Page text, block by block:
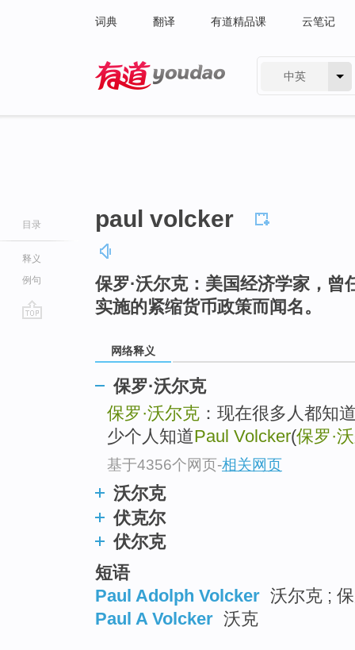
词典 翻译 有道精品课 云笔记
中英
目录
释义
例句
paul volcker
保罗·沃尔克：美国经济学家，
实施的紧缩货币政策而闻名。
网络释义
保罗·沃尔克
保罗·沃尔克 ：现在很多人都知
少个人知道Paul Volcker(保罗·
基于4356个网页-相关网页
沃尔克
伏克尔
伏尔克
短语
Paul Adolph Volcker 沃尔克 ;
Paul A Volcker 沃克